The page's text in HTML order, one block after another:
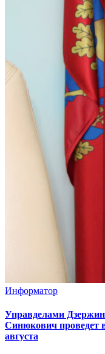
Информатор
Управделами
Синюкович проведет
августа